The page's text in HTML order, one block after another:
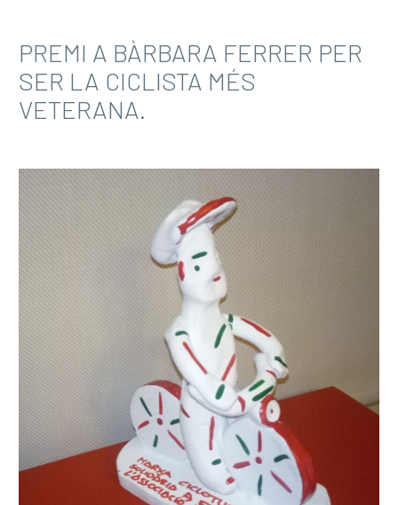
PREMI A BÀRBARA FERRER PER
SER LA CICLISTA MÉS
VETERANA.